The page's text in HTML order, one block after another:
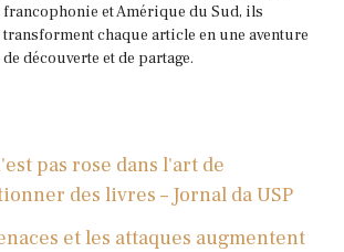
francophonie et Amérique du Sud, ils
transforment chaque article en une aventure
de découverte et de partage.
pas rose dans l'art de
des livres – Jornal da USP
et les attaques augmentent